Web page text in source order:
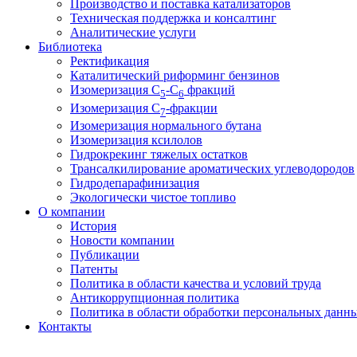
Производство и поставка катализаторов
Техническая поддержка и консалтинг
Аналитические услуги
Библиотека
Ректификация
Каталитический риформинг бензинов
Изомеризация C5-C6 фракций
Изомеризация C7-фракции
Изомеризация нормального бутана
Изомеризация ксилолов
Гидрокрекинг тяжелых остатков
Трансалкилирование ароматических углеводородов
Гидродепарафинизация
Экологически чистое топливо
О компании
История
Новости компании
Публикации
Патенты
Политика в области качества и условий труда
Антикоррупционная политика
Политика в области обработки персональных
Контакты